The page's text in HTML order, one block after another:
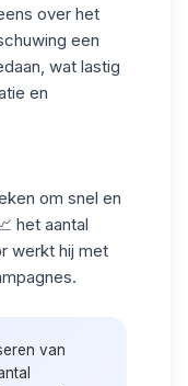
over het
een
wat lastig
en
om snel en
het aantal
werkt hij met
van